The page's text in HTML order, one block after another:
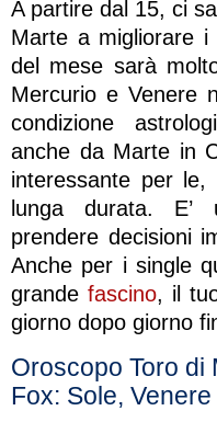
A partire dal 15, ci
Marte a migliorare
del mese sarà
Mercurio e Venere
condizione
anche da Marte in
interessante per
lunga durata. E’
prendere decisioni
Anche per i single
grande fascino, il
giorno dopo giorno
Oroscopo Toro di
Fox: Sole,